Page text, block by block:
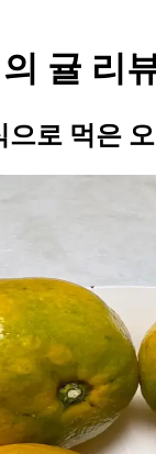
귤 리
으로 먹은